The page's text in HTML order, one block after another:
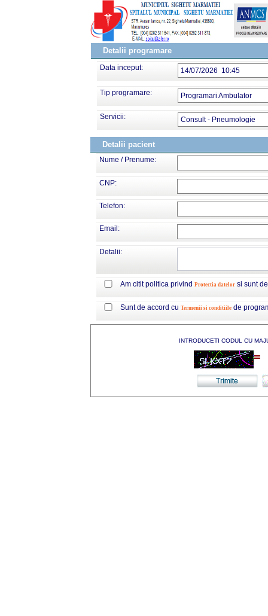
Detalii programare
Data inceput: 14/07/2026 10:45
Tip programare: Programari Ambulator
Servicii: Consult - Pneumologie
Detalii pacient
Nume / Prenume:
CNP:
Telefon:
Email:
Detalii:
Am citit politica privind Protectia datelor si sunt
Sunt de accord cu Termenii si conditiile de
INTRODUCETI CODUL CU
=